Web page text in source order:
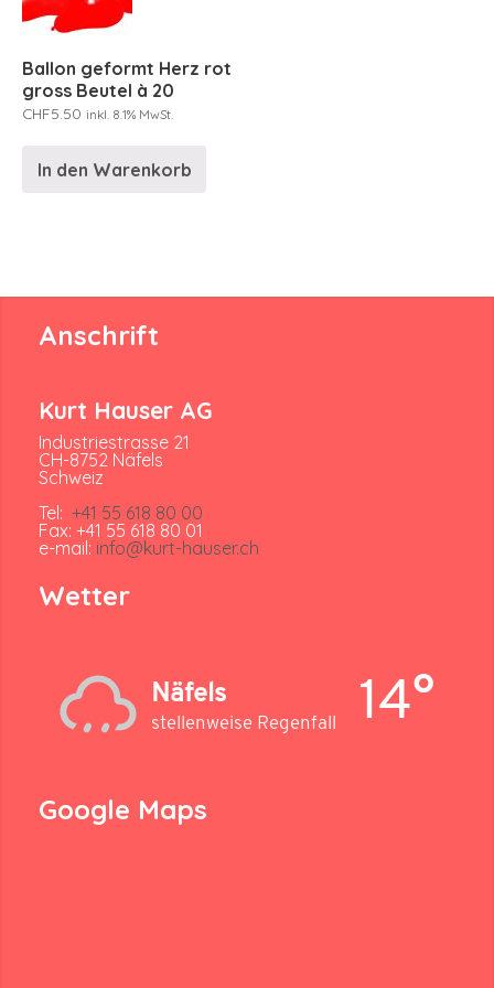
Ballon geformt Herz rot
gross Beutel à 20
CHF5.50 inkl. 8.1% MwSt.
In den Warenkorb
Anschrift
Kurt Hauser AG
Industriestrasse 21
CH-8752 Näfels
Schweiz
Tel: +41 55 618 80 00
Fax: +41 55 618 80 01
e-mail: info@kurt-hauser.ch
Wetter
Näfels
stellenweise Regenfall 14°
Google Maps